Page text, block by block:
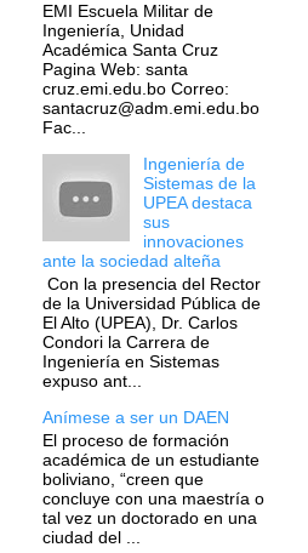
EMI Escuela Militar de
Ingeniería, Unidad
Académica Santa Cruz
Pagina Web: santa
cruz.emi.edu.bo Correo:
santacruz@adm.emi.edu.bo
Fac...
Ingeniería de
Sistemas de la
UPEA destaca
sus
innovaciones
ante la sociedad alteña
Con la presencia del Rector
de la Universidad Pública de
El Alto (UPEA), Dr. Carlos
Condori la Carrera de
Ingeniería en Sistemas
expuso ant...
Anímese a ser un DAEN
El proceso de formación
académica de un estudiante
boliviano, “creen que
concluye con una maestría o
tal vez un doctorado en una
ciudad del ...